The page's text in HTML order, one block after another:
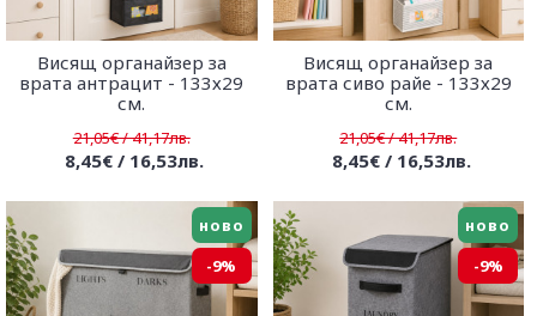
Висящ органайзер за
врата антрацит - 133х29
см.
21,05€ / 41,17лв.
8,45€ / 16,53лв.
Висящ органайзер за
врата сиво райе - 133х29
см.
21,05€ / 41,17лв.
8,45€ / 16,53лв.
ново
-9%
ново
-9%